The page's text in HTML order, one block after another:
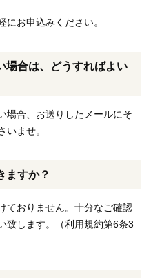
にお申込みください。
場合は、どうすればよい
場合、お送りしたメールにそ
いませ。
ますか？
ておりません。十分なご確認
致します。（利用規約第6条3